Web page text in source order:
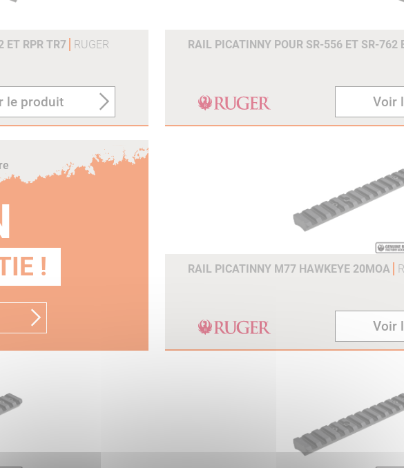
ET RPR TR7 RUGER
le produit
RAIL PICATINNY POUR SR-556 ET SR-762
Voir
! RAIL PICATINNY M77 HAWKEYE 20MOA
Voir